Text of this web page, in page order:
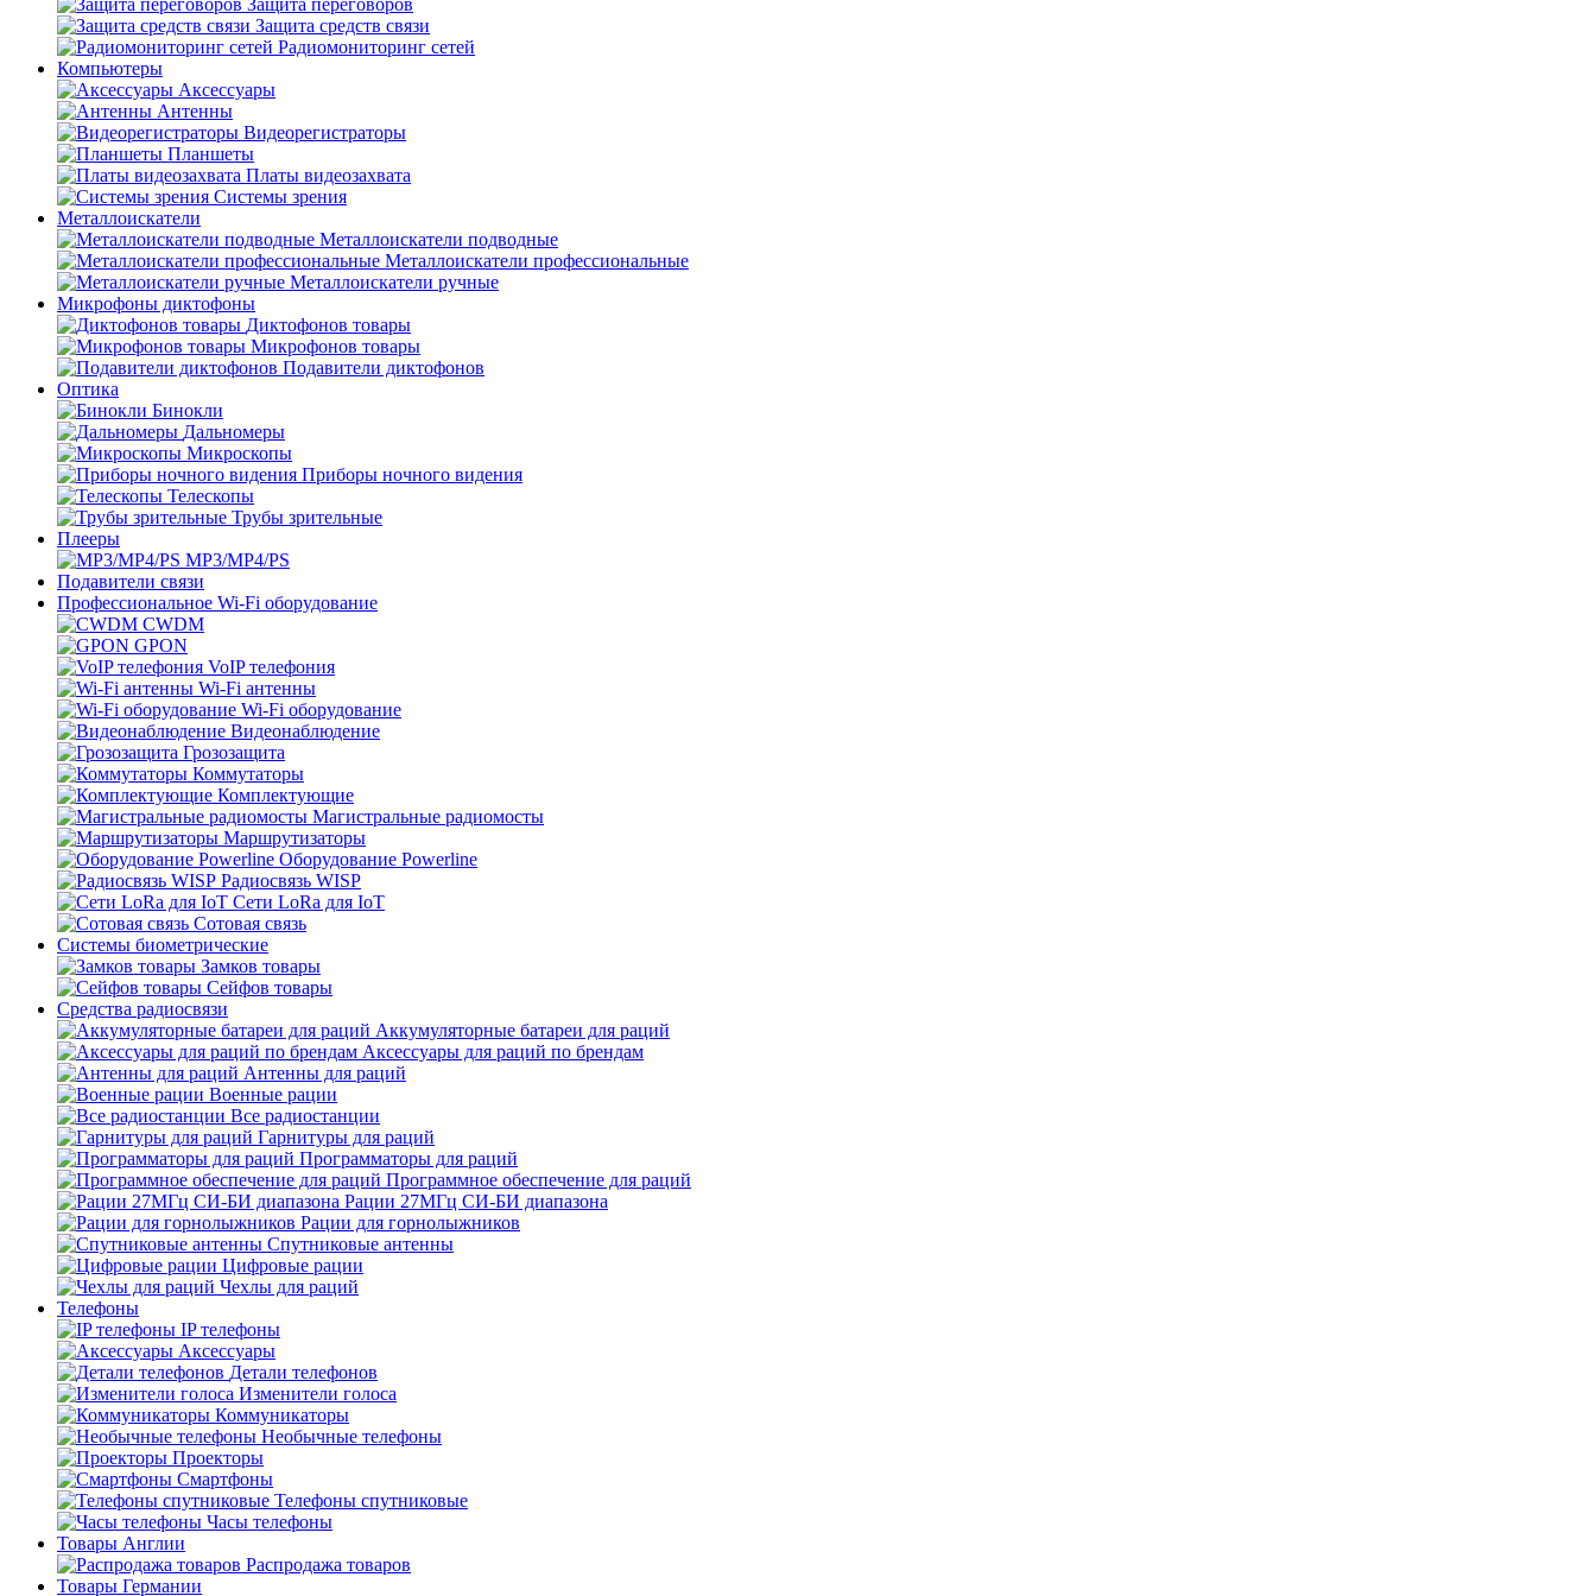
Защита переговоров
Защита средств связи
Радиомониторинг сетей
Компьютеры
Аксессуары
Антенны
Видеорегистраторы
Планшеты
Платы видеозахвата
Системы зрения
Металлоискатели
Металлоискатели подводные
Металлоискатели профессиональные
Металлоискатели ручные
Микрофоны диктофоны
Диктофонов товары
Микрофонов товары
Подавители диктофонов
Оптика
Бинокли
Дальномеры
Микроскопы
Приборы ночного видения
Телескопы
Трубы зрительные
Плееры
MP3/MP4/PS
Подавители связи
Профессиональное Wi-Fi оборудование
CWDM
GPON
VoIP телефония
Wi-Fi антенны
Wi-Fi оборудование
Видеонаблюдение
Грозозащита
Коммутаторы
Комплектующие
Магистральные радиомосты
Маршрутизаторы
Оборудование Powerline
Радиосвязь WISP
Сети LoRa для IoT
Сотовая связь
Системы биометрические
Замков товары
Сейфов товары
Средства радиосвязи
Аккумуляторные батареи для раций
Аксессуары для раций по брендам
Антенны для раций
Военные рации
Все радиостанции
Гарнитуры для раций
Программаторы для раций
Программное обеспечение для раций
Рации 27МГц СИ-БИ диапазона
Рации для горнолыжников
Спутниковые антенны
Цифровые рации
Чехлы для раций
Телефоны
IP телефоны
Аксессуары
Детали телефонов
Изменители голоса
Коммуникаторы
Необычные телефоны
Проекторы
Смартфоны
Телефоны спутниковые
Часы телефоны
Товары Англии
Распродажа товаров
Товары Германии